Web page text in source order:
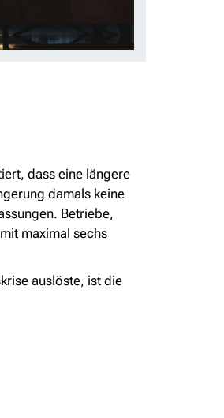
dass eine längere
damals keine
Betriebe,
maximal sechs
auslöste, ist die